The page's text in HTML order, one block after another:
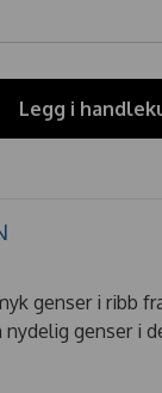
Legg i
genser i ribb
nydelig genser i